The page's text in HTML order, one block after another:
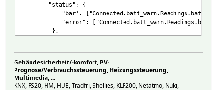
"status": {
"bar":
"error":
},
Gebäudesicherheit/-komfort, PV-
Prognose/Verbrauchssteuerung, Heizungssteuerung,
Multimedia, ...
KNX, FS20, HM, HUE, Tradfri, Shellies, KLF200, Netatmo, Nuki,